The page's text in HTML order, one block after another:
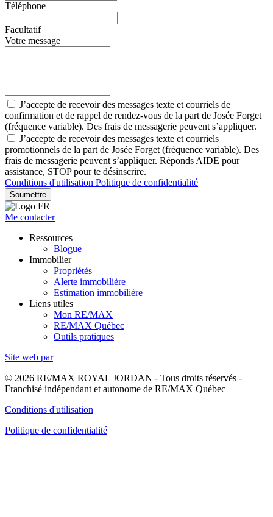
Téléphone
Facultatif
Votre message
J’accepte de recevoir des messages texte et courriels de
confirmation et de rappel de rendez-vous de la part de Josée Forget
(fréquence variable). Des frais de messagerie peuvent s’appliquer.
J’accepte de recevoir des messages texte et courriels
promotionnels de la part de Josée Forget (fréquence variable). Des
frais de messagerie peuvent s’appliquer. Réponds AIDE pour
assistance, STOP pour te désinscrire.
Conditions d'utilisation Politique de confidentialité
Soumettre
Me contacter
Ressources
Blogue
Immobilier
Propriétés
Alerte immobilière
Estimation immobilière
Liens utiles
Mon RE/MAX
RE/MAX Québec
Outils pratiques
Site web par
© 2026 RE/MAX ROYAL JORDAN - Tous droits réservés -
Franchisé indépendant et autonome de RE/MAX Québec
Conditions d'utilisation
Politique de confidentialité